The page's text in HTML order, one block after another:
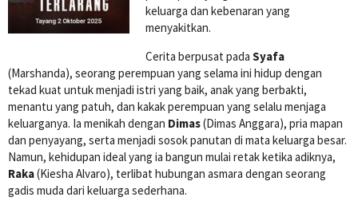
keluarga dan kebenaran yang
menyakitkan.
Cerita berpusat pada Syafa
(Marshanda), seorang perempuan yang selama ini hidup dengan
tekad kuat untuk menjadi istri yang baik, anak yang berbakti,
menantu yang patuh, dan kakak perempuan yang selalu menjaga
keluarganya. Ia menikah dengan Dimas(Dimas Anggara), pria mapan
dan penyayang, serta menjadi sosok panutan di mata keluarga besar.
Namun, kehidupan ideal yang ia bangun mulai retak ketika adiknya,
Raka(Kiesha Alvaro), terlibat hubungan asmara dengan seorang
gadis muda dari keluarga sederhana.